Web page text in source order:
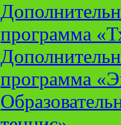
программа
программа